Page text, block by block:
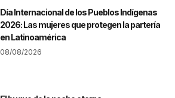
Día Internacional de los Pueblos Indígenas
2026: Las mujeres que protegen la partería
en Latinoamérica
08/08/2026